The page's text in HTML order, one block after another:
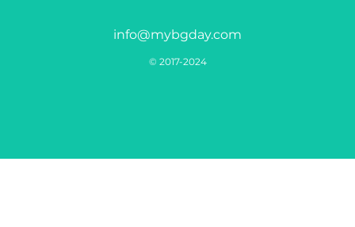
info@mybgday.com
© 2017-2024